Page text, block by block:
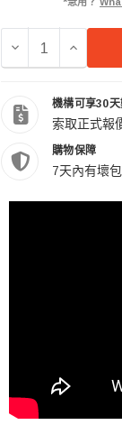
減少 GODOX
增加
機構可享30天
索取正式報
購物保障
7天內有壞